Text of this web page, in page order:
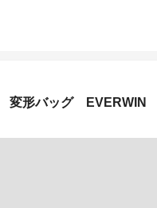
変形バッグ EVERWIN